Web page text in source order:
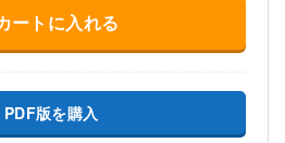
ートに入れる
PDF版を購入